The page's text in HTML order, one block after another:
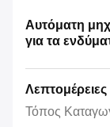
Αυτόματη
για τα
Τόπος